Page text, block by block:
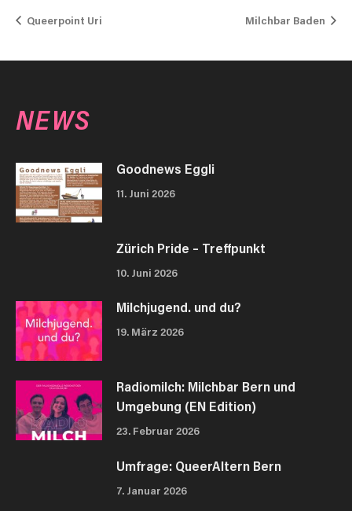
Queerpoint Uri Milchbar Baden
NEWS
Goodnews Eggli
11. Juni 2026
Zürich Pride – Treffpunkt
10. Juni 2026
Milchjugend. und du?
19. März 2026
Radiomilch: Milchbar Bern und
Umgebung (EN Edition)
23. Februar 2026
Umfrage: QueerAltern Bern
7. Januar 2026